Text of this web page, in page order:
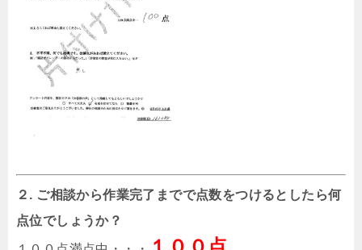
２. ご相談から作業完了までで点数をつけるとしたら何
点位でしょうか？